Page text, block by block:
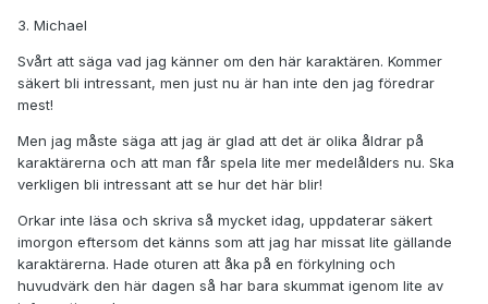
3. Michael
Svårt att säga vad jag känner om den här karaktären. Kommer
säkert bli intressant, men just nu är han inte den jag föredrar
mest!
Men jag måste säga att jag är glad att det är olika åldrar på
karaktärerna och att man får spela lite mer medelålders nu. Ska
verkligen bli intressant att se hur det här blir!
Orkar inte läsa och skriva så mycket idag, uppdaterar säkert
imorgon eftersom det känns som att jag har missat lite gällande
karaktärerna. Hade oturen att åka på en förkylning och
huvudvärk den här dagen så har bara skummat igenom lite av